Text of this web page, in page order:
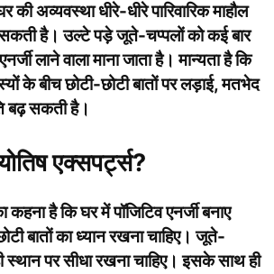
अव्यवस्था धीरे-धीरे पारिवारिक माहौल
सकती है। उल्टे पड़े जूते-चप्पलों को कई बार
लाने वाला माना जाता है। मान्यता है कि
के बीच छोटी-छोटी बातों पर लड़ाई, मतभेद
बढ़ सकती है।
एक्सपर्ट्स?
कहना है कि घर में पॉजिटिव एनर्जी बनाए
बातों का ध्यान रखना चाहिए। जूते-
स्थान पर सीधा रखना चाहिए। इसके साथ ही